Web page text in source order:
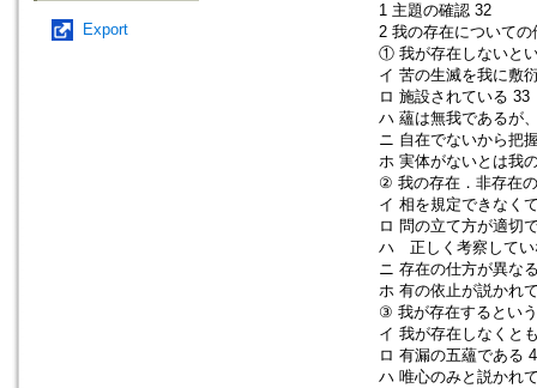
Export
1 主題の確認 32
2 我の存在について
① 我が存在しないと
イ 苦の生滅を我に敷
ロ 施設されている 33
ハ 蘊は無我であるが
ニ 自在でないから把
ホ 実体がないとは我
② 我の存在．非存在
イ 相を規定できなく
ロ 問の立て方が適切
ハ 正しく考察してい
ニ 存在の仕方が異な
ホ 有の依止が説かれ
③ 我が存在するとい
イ 我が存在しなくと
ロ 有漏の五蘊である
ハ 唯心のみと説かれ